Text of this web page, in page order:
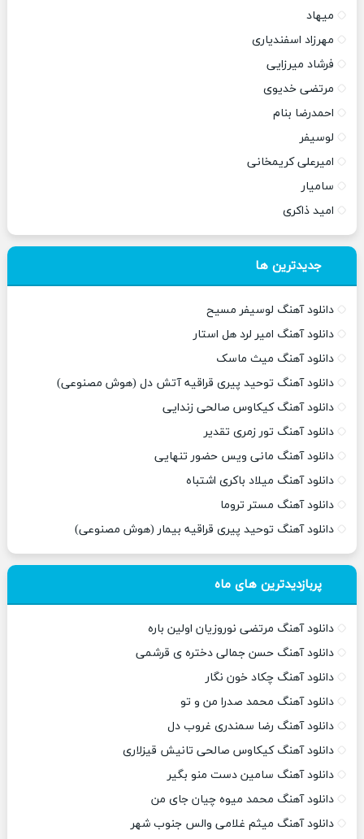
میهاد
مهرزاد اسفندیاری
فرشاد میرزایی
مرتضی خدیوی
احمدرضا بنام
لوسیفر
امیرعلی کریمخانی
سامیار
امید ذاکری
جدیدترین ها
دانلود آهنگ لوسیفر مسیح
دانلود آهنگ امیر لرد هل استار
دانلود آهنگ میث ماسک
دانلود آهنگ توحید پیری قراقیه آتش دل (هوش مصنوعی)
دانلود آهنگ کیکاوس صالحی زندایی
دانلود آهنگ تور زمری تقدیر
دانلود آهنگ مانی ویس حضور تنهایی
دانلود آهنگ میلاد باکری اشتباه
دانلود آهنگ مستر تروما
دانلود آهنگ توحید پیری قراقیه بیمار (هوش مصنوعی)
پربازدیدترین های ماه
دانلود آهنگ مرتضی نوروزیان اولین باره
دانلود آهنگ حسن جمالی دختره ی قرشمی
دانلود آهنگ چکاد خون نگار
دانلود آهنگ محمد صدرا من و تو
دانلود آهنگ رضا سمندری غروب دل
دانلود آهنگ کیکاوس صالحی تانیش قیزلاری
دانلود آهنگ سامین دست منو بگیر
دانلود آهنگ محمد میوه چیان جای من
دانلود آهنگ میثم غلامی والس جنوب شهر